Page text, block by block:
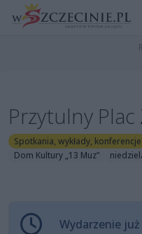
Przytulny Plac
Spotkania, wykłady, konferencje
Dom Kultury „13 Muz”
Wydarzenie już